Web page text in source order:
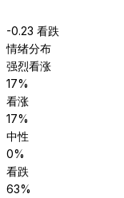
-0.23 看跌
情绪分布
强烈看涨
17%
看涨
17%
中性
0%
看跌
63%